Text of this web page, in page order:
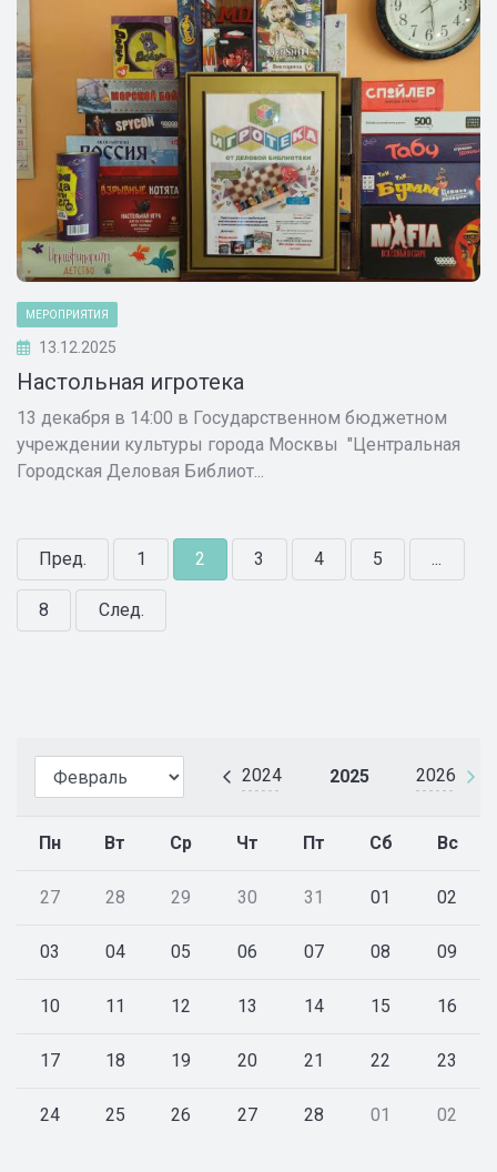
2024 2025 2026
Пн Вт Ср Чт Пт Сб Вс
27 28 29 30 31 01 02
03 04 05 06 07 08 09
10 11 12 13 14 15 16
17 18 19 20 21 22 23
24 25 26 27 28 01 02
МЕРОПРИЯТИЯ
13.12.2025
Настольная игротека
13 декабря в 14:00 в Государственном бюджетном
учреждении культуры города Москвы "Центральная
Городская Деловая Библиот...
Пред. 1 2 3 4 5 ...
8 След.